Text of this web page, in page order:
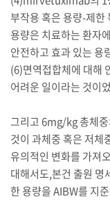
부작용 혹은 용량-제한
용량은 치료하는 환자
안전하고 효과 있는 용
(6)면역접합체에 대해
어려운 일이라는 것이
그리고 6mg/kg 총체
것이 과체중 혹은 저체
유의적인 변화를 가져
대해서도,본건 출원 명
한 용량을 AIBW를 지